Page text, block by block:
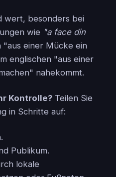
wert, besonders bei
wie "a face din
einer Mücke ein
englischen "aus einer
nahekommt.
Kontrolle? Teilen Sie
in Schritte auf:
Publikum.
lokale